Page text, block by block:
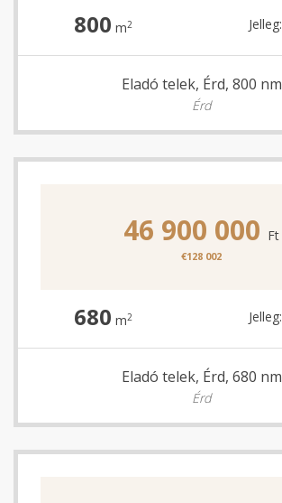
800 m2 Jelleg:
Eladó telek, Érd, 800 nm
Érd
46 900 000 Ft
€128 002
680 m2 Jelleg:
Eladó telek, Érd, 680 nm
Érd